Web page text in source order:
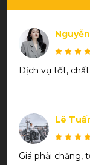
Dịch vụ tốt,
Lê
Giá phải chăng,